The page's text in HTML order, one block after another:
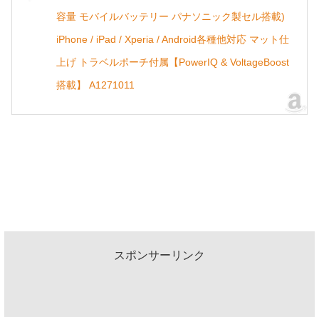
容量 モバイルバッテリー パナソニック製セル搭載)
iPhone / iPad / Xperia / Android各種他対応 マット仕
上げ トラベルポーチ付属【PowerIQ & VoltageBoost
搭載】 A1271011
スポンサーリンク